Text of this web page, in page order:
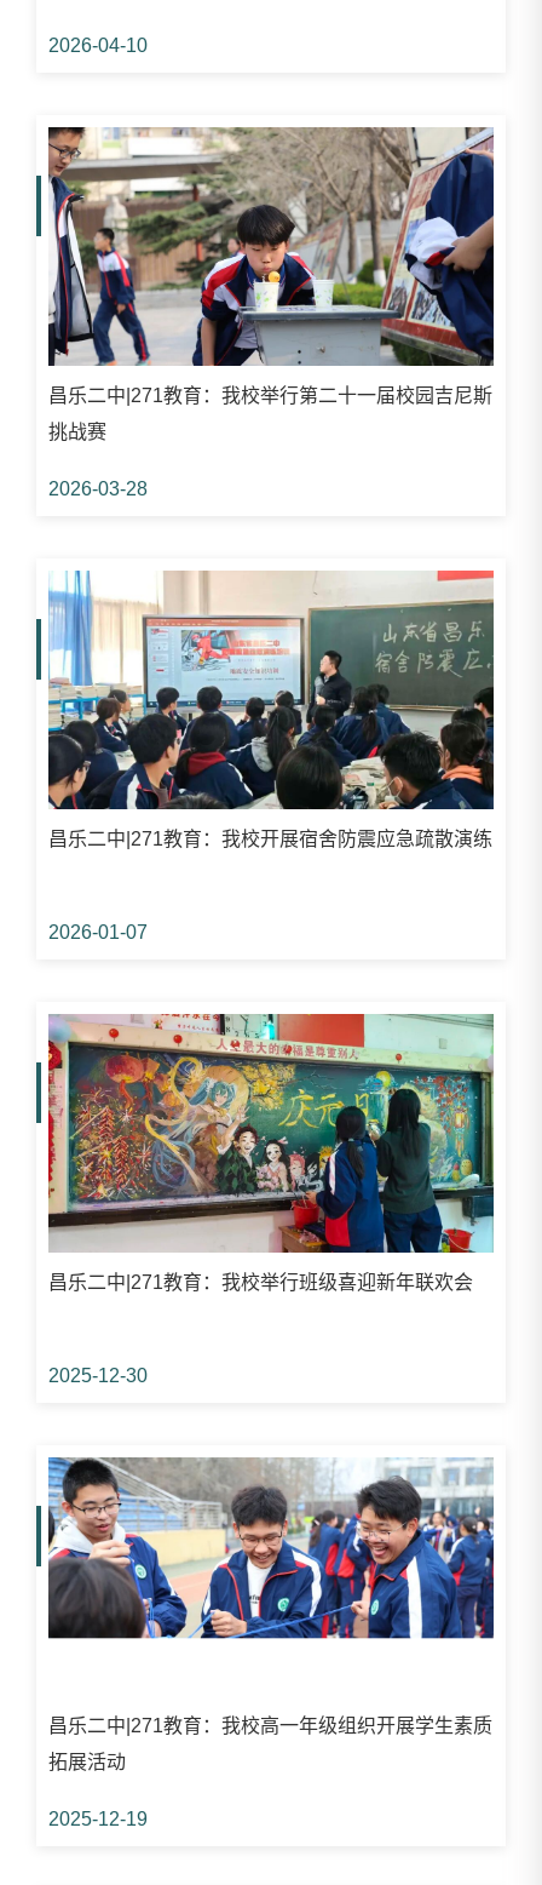
2026-04-10
昌乐二中|271教育：我校举行第二十一届校园吉尼斯
挑战赛
2026-03-28
昌乐二中|271教育：我校开展宿舍防震应急疏散演练
2026-01-07
昌乐二中|271教育：我校举行班级喜迎新年联欢会
2025-12-30
昌乐二中|271教育：我校高一年级组织开展学生素质
拓展活动
2025-12-19